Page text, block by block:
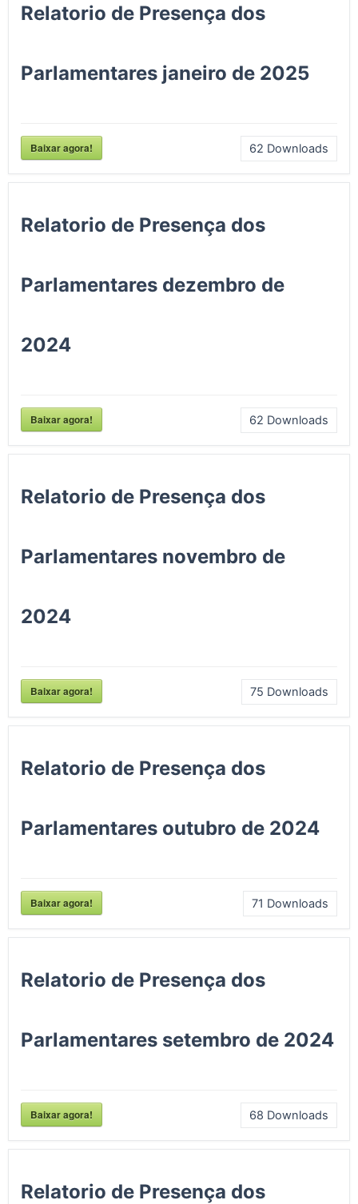
Relatorio de Presença dos
Parlamentares janeiro de 2025
Baixar agora! 62 Downloads
Relatorio de Presença dos
Parlamentares dezembro de
2024
Baixar agora! 62 Downloads
Relatorio de Presença dos
Parlamentares novembro de
2024
Baixar agora! 75 Downloads
Relatorio de Presença dos
Parlamentares outubro de 2024
Baixar agora! 71 Downloads
Relatorio de Presença dos
Parlamentares setembro de 2024
Baixar agora! 68 Downloads
Relatorio de Presença dos